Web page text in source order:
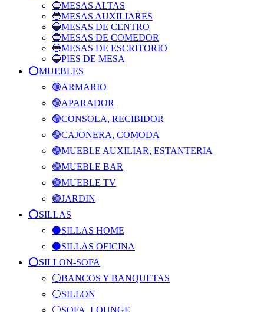
🔵MESAS ALTAS
🔵MESAS AUXILIARES
🔵MESAS DE CENTRO
🔵MESAS DE COMEDOR
🔵MESAS DE ESCRITORIO
🔵PIES DE MESA
⭕️MUEBLES
🟣ARMARIO
🟣APARADOR
🟣CONSOLA, RECIBIDOR
🟣CAJONERA, COMODA
🟣MUEBLE AUXILIAR, ESTANTERIA
🟣MUEBLE BAR
🟣MUEBLE TV
🟣JARDIN
⭕️SILLAS
⚫SILLAS HOME
⚫SILLAS OFICINA
⭕️SILLON-SOFA
⚪BANCOS Y BANQUETAS
⚪SILLON
⚪SOFA, LOUNGE